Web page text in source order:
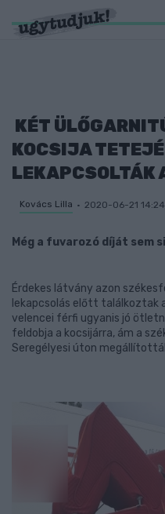
KÉT
KOCSIJA
LEKAPCSOLTÁK
Kovács Lilla
2020-06-21
Még a fuvarozó díját sem
Érdekes látvány azon
lekapcsolás előtt találkoztak
velencei férfi ugyanis jó
feldobja a kocsijárra, ám a
Seregélyesi úton